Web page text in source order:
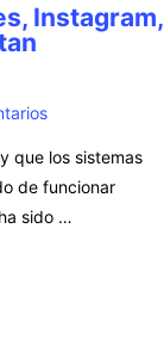
Instagram,
que los sistemas
de funcionar
sido …